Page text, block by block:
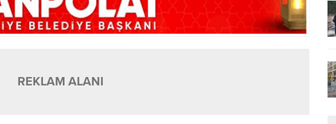
REKLAM ALANI